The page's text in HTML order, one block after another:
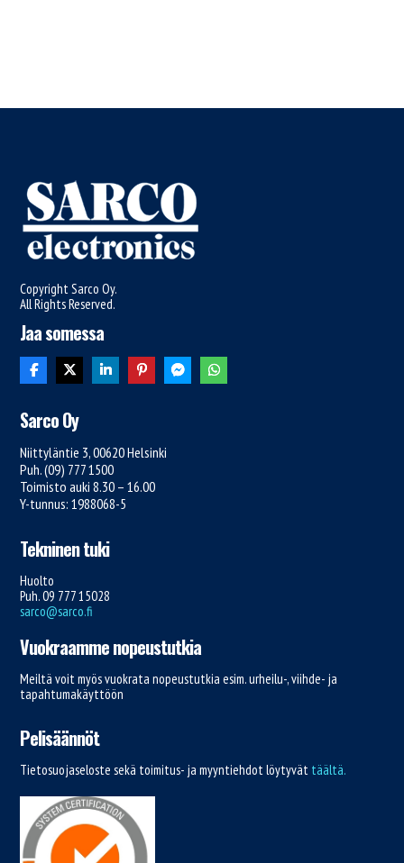
Copyright Sarco Oy.
All Rights Reserved.
Jaa somessa
Sarco Oy
Niittyläntie 3, 00620 Helsinki
Puh. (09) 777 1500
Toimisto auki 8.30 – 16.00
Y-tunnus: 1988068-5
Tekninen tuki
Huolto
Puh. 09 777 15028
sarco@sarco.fi
Vuokraamme nopeustutkia
Meiltä voit myös vuokrata nopeustutkia esim. urheilu-, viihde- ja
tapahtumakäyttöön
Pelisäännöt
Tietosuojaseloste sekä toimitus- ja myyntiehdot löytyvät täältä.